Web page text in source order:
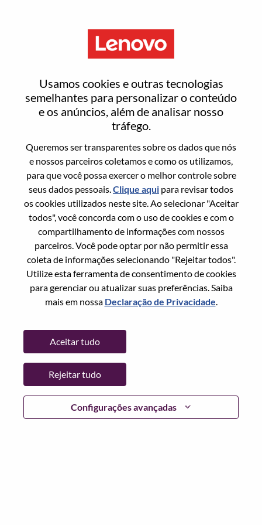
Usamos cookies e outras tecnologias
semelhantes para personalizar o conteúdo
e os anúncios, além de analisar nosso
tráfego.
Queremos ser transparentes sobre os dados que nós
e nossos parceiros coletamos e como os utilizamos,
para que você possa exercer o melhor controle sobre
seus dados pessoais.Clique aqui para revisar todos
os cookies utilizados neste site. Ao selecionar "Aceitar
todos", você concorda com o uso de cookies e com o
compartilhamento de informações com nossos
parceiros. Você pode optar por não permitir essa
coleta de informações selecionando "Rejeitar todos".
Utilize esta ferramenta de consentimento de cookies
para gerenciar ou atualizar suas preferências. Saiba
mais em nossa Declaração de Privacidade.
Configurações avançadas
Aceitar tudo
Rejeitar tudo
Redefinir senha
Tem certeza que deseja redefinir sua
Enter the email address associated with your
account, then click "Continue".
Vamos enviar por email um link para você
redefinir sua senha.
Redefinir senha com seu email
Email*
Continuar